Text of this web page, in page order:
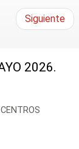
Siguiente
2026.